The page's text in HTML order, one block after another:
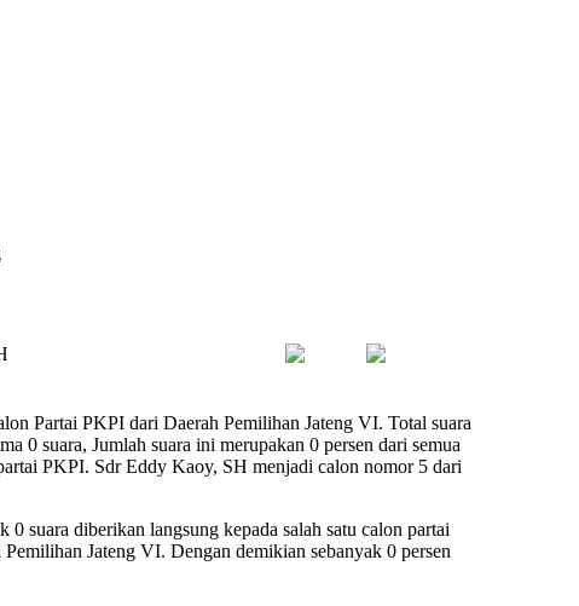
Partai PKPI dari Daerah Pemilihan Jateng VI. Total suara
0 suara, Jumlah suara ini merupakan 0 persen dari semua
PKPI. Sdr Eddy Kaoy, SH menjadi calon nomor 5 dari
suara diberikan langsung kepada salah satu calon partai
Jateng VI. Dengan demikian sebanyak 0 persen